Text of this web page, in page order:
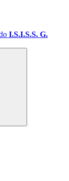
I.S.I.S.S. G.